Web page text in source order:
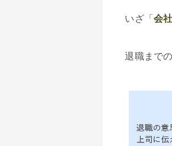
いざ「 会
退職まで